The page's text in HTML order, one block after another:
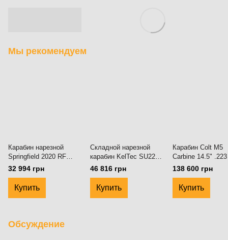
Мы рекомендуем
Карабин нарезной
Springfield 2020 RF
Target калибра 22lr
32 994 грн
Купить
Складной нарезной
карабин KelTec SU22
22LR чёрный
46 816 грн
Купить
Карабин Colt M5
Carbine 14.5"
чёрный
138 600 грн
Купить
Обсуждение